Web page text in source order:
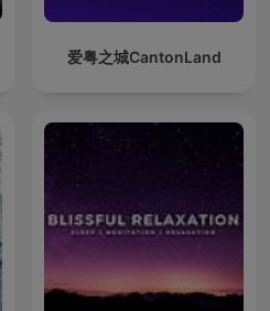
爱粤之城CantonLand